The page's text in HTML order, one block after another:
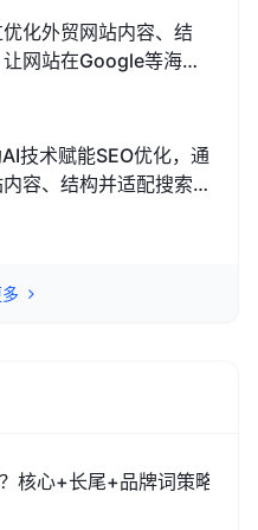
化外贸网站内容、结
网站在Google等海外
前，获取海外精准流
技术赋能SEO优化，通
容、结构并适配搜索
站快速提升排名，从
核心+长尾+品牌词策略全解